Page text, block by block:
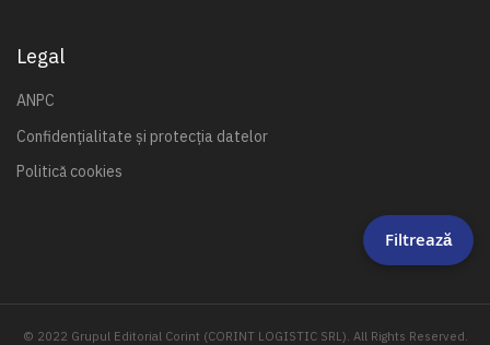
Legal
ANPC
Confidențialitate și protecția datelor
Politică cookies
© 2022 Grupul Editorial Corint (CORINT LOGISTIC SRL). All Rights Reserved.
Filtrează